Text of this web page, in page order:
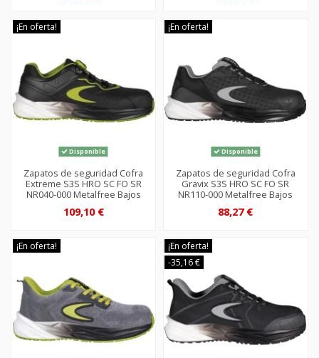
¡En oferta!
Disponible
Zapatos de seguridad Cofra
Extreme S3S HRO SC FO SR
NR040-000 Metalfree Bajos
109,10 €
¡En oferta!
Disponible
Zapatos de seguridad Cofra
Gravix S3S HRO SC FO SR
NR110-000 Metalfree Bajos
88,27 €
¡En oferta!
¡En oferta!
-35,16 €